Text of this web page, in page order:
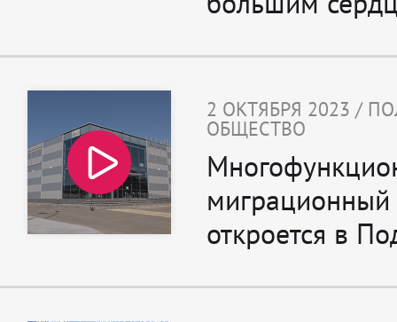
2 ОКТЯБРЯ 2023 /
ОБЩЕСТВО
миграционный
откроется в